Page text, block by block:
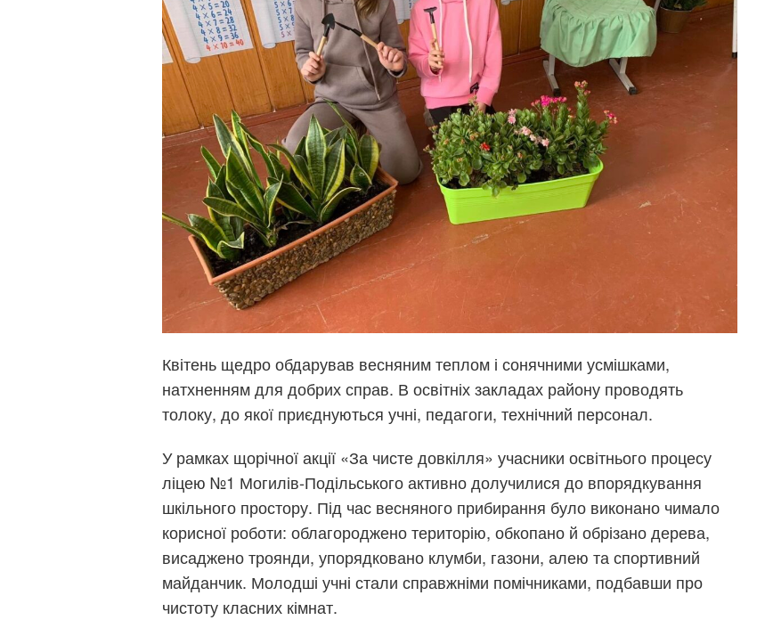
Квітень щедро обдарував весняним теплом і сонячними усмішками,
натхненням для добрих справ. В освітніх закладах району проводять
толоку, до якої приєднуються учні, педагоги, технічний персонал.
У рамках щорічної акції «За чисте довкілля» учасники освітнього процесу
ліцею №1 Могилів-Подільського активно долучилися до впорядкування
шкільного простору. Під час весняного прибирання було виконано чимало
корисної роботи: облагороджено територію, обкопано й обрізано дерева,
висаджено троянди, упорядковано клумби, газони, алею та спортивний
майданчик. Молодші учні стали справжніми помічниками, подбавши про
чистоту класних кімнат.